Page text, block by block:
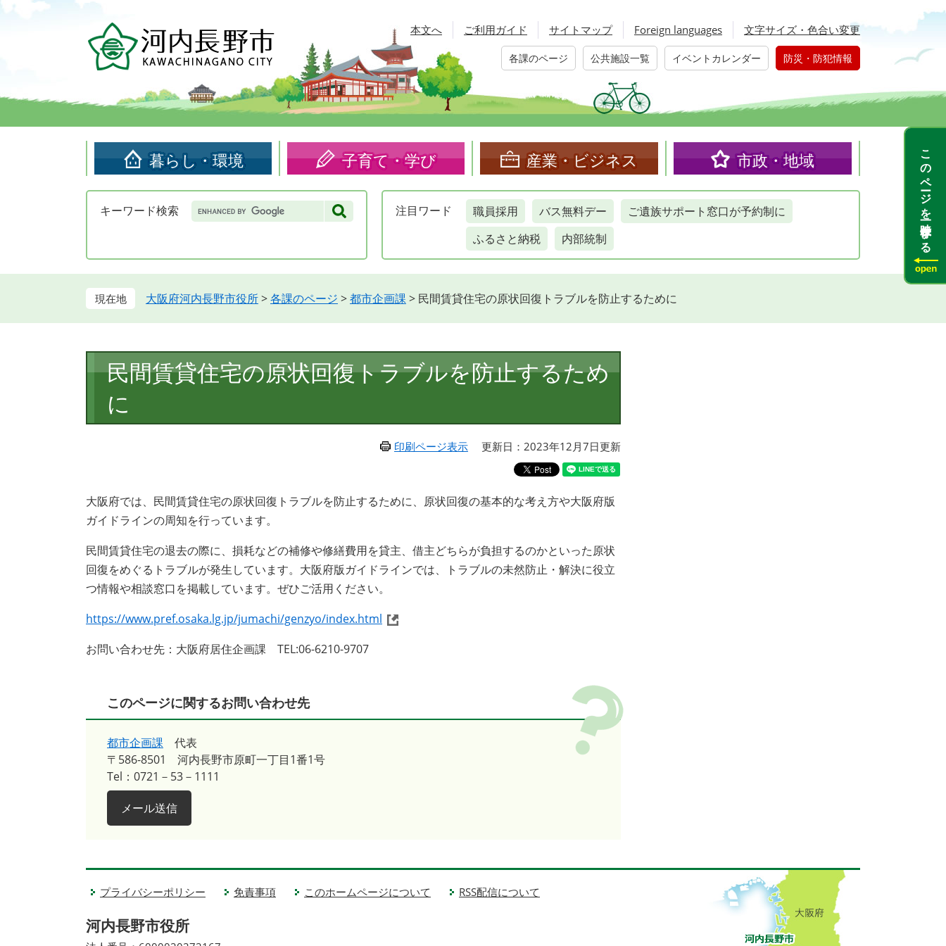
頭
す。
飛
し
本文へ ご利用ガイド サイトマップ Foreign languages 文字サイズ・色合い変更
各課のページ 公共施設一覧 イベントカレンダー 防災・防犯情報
暮らし・環境 子育て・学び 産業・ビジネス 市政・地域
キーワード検索 Google
カ
検
注目 ワード 職員採用 バス無料デー
ご遺族サポート窓口が予約制に
ふるさと納税
内部統制
大阪府河内長野市役所>各課のページ >都市企画課 > 民間賃貸住宅の原状回復トラブルを防止するために
文
民間賃貸住宅の原状回復トラブルを防止するため
に
印刷ページ表示 更新日：2023年12月7日更新
大阪府では、民間賃貸住宅の原状回復トラブルを防止するために、原状回復の基本的な考え方や大阪府版
ガイドラインの周知を行っています。
民間賃貸住宅の退去の際に、損耗などの補修や修繕費用を貸主、借主どちらが負担するのかといった原状
回復をめぐるトラブルが発生しています。大阪府版ガイドラインでは、トラブルの未然防止・解決に役立
つ情報や相談窓口を掲載しています。ぜひご活用ください。
https://www.pref.osaka.lg.jp/jumachi/genzyo/index.html
お問い合わせ先：大阪府居住企画課 TEL:06-6210-9707
このページに関するお問い合わせ先
都市企画課
代表
〒586-8501
河内長野市原町一丁目1番1号
Tel：0721－53－1111
メール送信
プライバシーポリシー 免責事項 このホームページについて RSS配信について
河内長野市役所
このページを一時保存する